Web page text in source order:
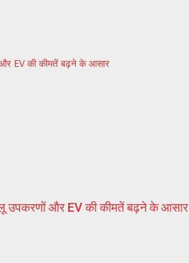
और EV की कीमतें बढ़ने के आसार
उपकरणों और EV की कीमतें बढ़ने के आसार